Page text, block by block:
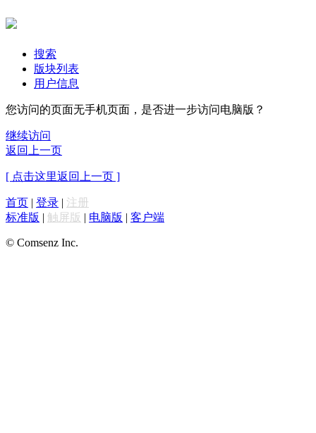
搜索
版块列表
用户信息
您访问的页面无手机页面，是否进一步访问电脑版？
继续访问
返回上一页
[ 点击这里返回上一页 ]
首页 | 登录 | 注册
标准版 | 触屏版 | 电脑版 | 客户端
© Comsenz Inc.